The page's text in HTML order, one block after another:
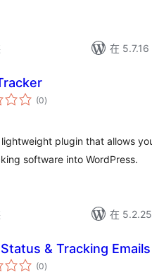
在 5.7.16
(0總
評)
plugin that allows
software into WordPress.
在
& Tracking
(0總
評)